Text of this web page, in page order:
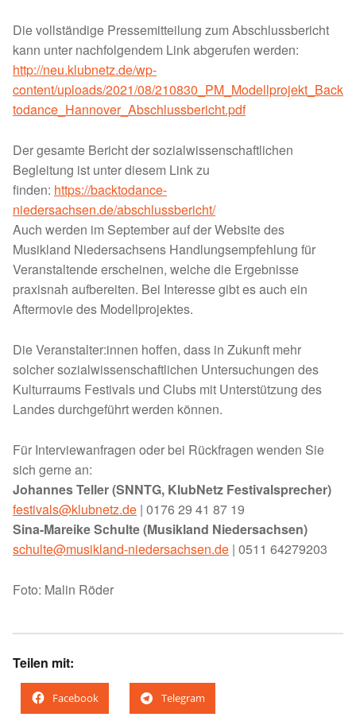
Die vollständige Pressemitteilung zum Abschlussbericht
kann unter nachfolgendem Link abgerufen werden:
http://neu.klubnetz.de/wp-
content/uploads/2021/08/210830_PM_Modellprojekt_Back
todance_Hannover_Abschlussbericht.pdf
Der gesamte Bericht der sozialwissenschaftlichen
Begleitung ist unter diesem Link zu
finden: https://backtodance-
niedersachsen.de/abschlussbericht/
Auch werden im September auf der Website des
Musikland Niedersachsens Handlungsempfehlung für
Veranstaltende erscheinen, welche die Ergebnisse
praxisnah aufbereiten. Bei Interesse gibt es auch ein
Aftermovie des Modellprojektes.
Die Veranstalter:innen hoffen, dass in Zukunft mehr
solcher sozialwissenschaftlichen Untersuchungen des
Kulturraums Festivals und Clubs mit Unterstützung des
Landes durchgeführt werden können.
Für Interviewanfragen oder bei Rückfragen wenden Sie
sich gerne an:
Johannes Teller (SNNTG, KlubNetz Festivalsprecher)
festivals@klubnetz.de | 0176 29 41 87 19
Sina-Mareike Schulte (Musikland Niedersachsen)
schulte@musikland-niedersachsen.de | 0511 64279203
Foto: Malin Röder
Teilen mit:
Facebook Telegram